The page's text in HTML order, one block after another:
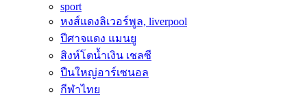
sport
หงส์แดงลิเวอร์พูล, liverpool
ปีศาจแดง แมนยู
สิงห์โตน้ำเงิน เชลซี
ปืนใหญ่อาร์เซนอล
กีฬาไทย